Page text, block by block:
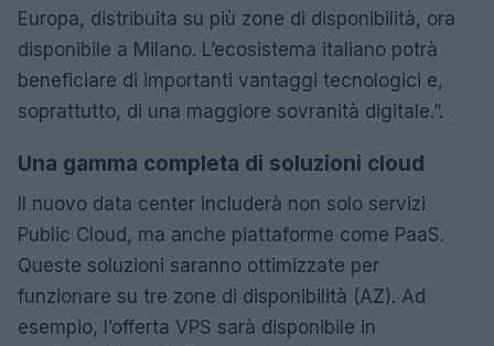
Europa, distribuita su più zone di disponibilità, ora
disponibile a Milano. L’ecosistema italiano potrà
beneficiare di importanti vantaggi tecnologici e,
soprattutto, di una maggiore sovranità digitale.”.
Una gamma completa di soluzioni cloud
Il nuovo data center includerà non solo servizi
Public Cloud, ma anche piattaforme come PaaS.
Queste soluzioni saranno ottimizzate per
funzionare su tre zone di disponibilità (AZ). Ad
esempio, l’offerta VPS sarà disponibile in